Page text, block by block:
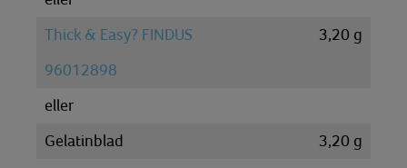
Thick & Easy? FINDUS
96012898
3,20 g
eller
Gelatinblad
3,20 g